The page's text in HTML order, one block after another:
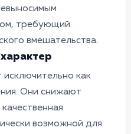
требующий
вмешательства.
как
Они снижают
возможной для